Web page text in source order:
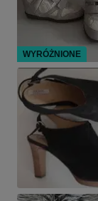
WYRÓŻNIONE